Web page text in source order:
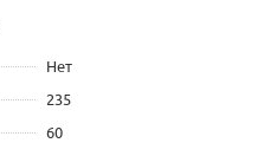
Нет
235
60